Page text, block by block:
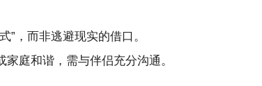
”，而非逃避现实的借口。
庭和谐，需与伴侣充分沟通。